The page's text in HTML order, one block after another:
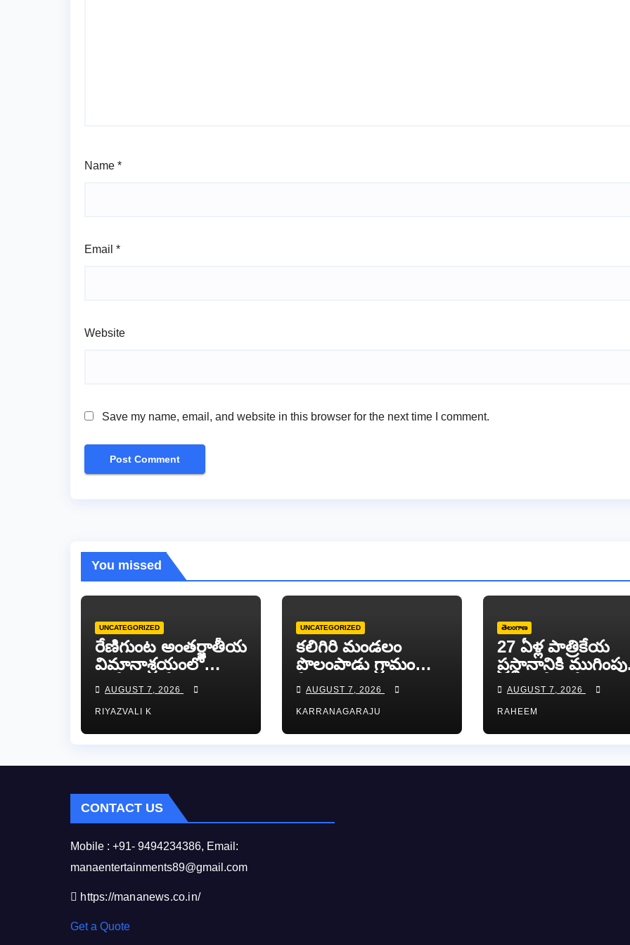
Name *
Email *
Website
Save my name, email, and website in this browser for the next time I comment.
You missed
UNCATEGORIZED
రేణిగుంట అంతర్జాతీయ
విమానాశ్రయంలో
జాతీయ ఎస్సీ కమిషన్
చైర్మన్ కిషోర్
మక్వానాకు ఘన
స్వాగతం…​
AUGUST 7, 2026
RIYAZVALI K
UNCATEGORIZED
కలిగిరి మండలం
పొలంపాడు గ్రామం
వీరారెడ్డి పాలెం sc
కాలనీలో శ్రీ మాత
పరమేశ్వరి అమ్మవారి
దేవాలయం లో దొంగలు
AUGUST 7, 2026
KARRANAGARAJU
తెలంగాణ
27 ఏళ్ల పాత్రికేయ
ప్రస్థానానికి
ఆంధ్రజ్యోతి సీనియర్
జర్నలిస్టు సల్ల
కన్నీటి వీడ్కోలు…
AUGUST 7, 2026
RAHEEM
CONTACT US
Mobile : +91- 9494234386, Email:
manaentertainments89@gmail.com
https://mananews.co.in/
Get a Quote